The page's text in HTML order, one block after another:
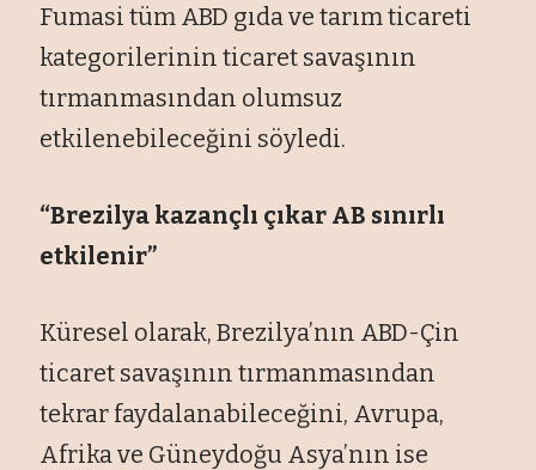
Fumasi tüm ABD gıda ve tarım ticareti
kategorilerinin ticaret savaşının
tırmanmasından olumsuz
etkilenebileceğini söyledi.
“Brezilya kazançlı çıkar AB sınırlı
etkilenir”
Küresel olarak, Brezilya’nın ABD-Çin
ticaret savaşının tırmanmasından
tekrar faydalanabileceğini, Avrupa,
Afrika ve Güneydoğu Asya’nın ise